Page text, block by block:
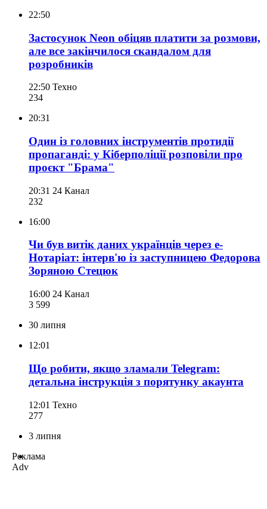
22:50
Застосунок Neon обіцяв платити за розмови,
але все закінчилося скандалом для
розробників
22:50 Техно
234
20:31
Один із головних інструментів протидії
пропаганді: у Кіберполіції розповіли про
проєкт "Брама"
20:31 24 Канал
232
16:00
Чи був витік даних українців через е-
Нотаріат: інтерв'ю із заступницею Федорова
Зоряною Стецюк
16:00 24 Канал
3 599
30 липня
12:01
Що робити, якщо зламали Telegram:
детальна інструкція з порятунку акаунта
12:01 Техно
277
3 липня
Реклама
Adv